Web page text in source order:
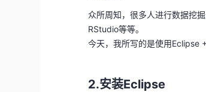
众所周知，很多人进行数据挖
RStudio等等。
今天，我所写的是使用Eclipse
2.安装Eclipse